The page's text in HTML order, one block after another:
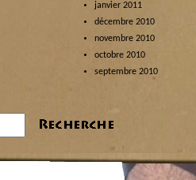
janvier 2011
décembre 2010
novembre 2010
octobre 2010
septembre 2010